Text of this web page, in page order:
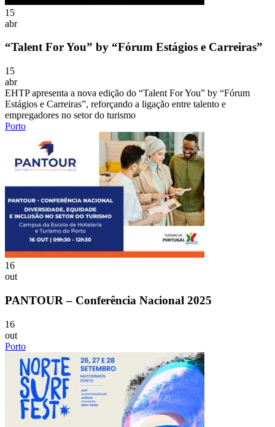
15
abr
“Talent For You” by “Fórum Estágios e Carreiras”
15
abr
EHTP apresenta a nova edição do “Talent For You” by “Fórum
Estágios e Carreiras”, reforçando a ligação entre talento e
empregadores no setor do turismo
Porto
16
out
PANTOUR – Conferência Nacional 2025
16
out
Porto